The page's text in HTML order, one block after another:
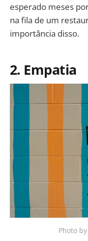
esperado meses
na fila de um
importância disso.
2. Empatia
Photo by